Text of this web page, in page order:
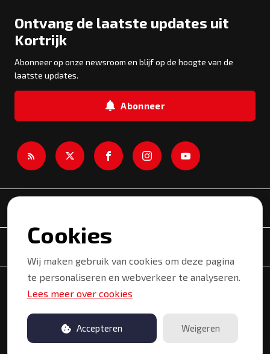
Ontvang de laatste updates uit
Kortrijk
Abonneer op onze newsroom en blijf op de hoogte van de
laatste updates.
Abonneer
Onderwerpen
Copyright © 2026 Kortrijk. Alle rechten voorbehouden.
Privacyverklaring Gebruiksvoorwaarden
Newsroom by pr.co
Cookies
Wij maken gebruik van cookies om deze pagina
te personaliseren en webverkeer te analyseren.
Lees meer over cookies
Accepteren Weigeren